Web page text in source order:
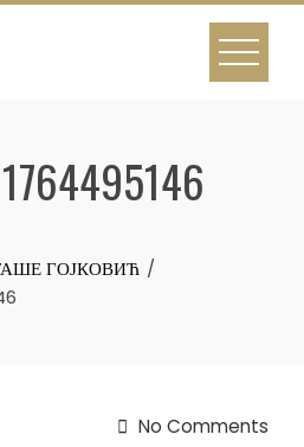
ГОЈКОВИЋ
No Comments